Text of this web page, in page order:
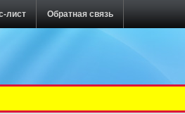
лист Обратная связь